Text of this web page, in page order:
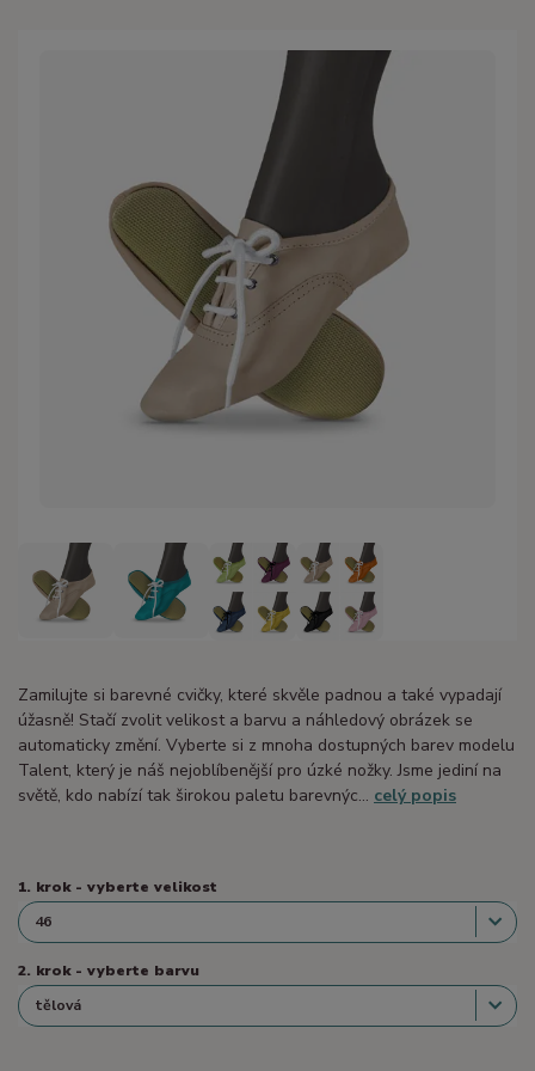
Zamilujte si barevné cvičky, které skvěle padnou a také vypadají
úžasně! Stačí zvolit velikost a barvu a náhledový obrázek se
automaticky změní. Vyberte si z mnoha dostupných barev modelu
Talent, který je náš nejoblíbenější pro úzké nožky. Jsme jediní na
světě, kdo nabízí tak širokou paletu barevnýc... celý popis
1. krok - vyberte velikost
2. krok - vyberte barvu